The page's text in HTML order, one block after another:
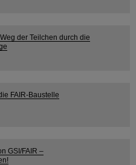
der Teilchen durch die
FAIR-Baustelle
GSI/FAIR –